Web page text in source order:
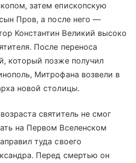
затем епископскую
Пров, а после него —
Константин Великий высоко
После переноса
который позже получил
Митрофана возвели в
новой столицы.
святитель не смог
на Первом Вселенском
туда своего
Перед смертью он